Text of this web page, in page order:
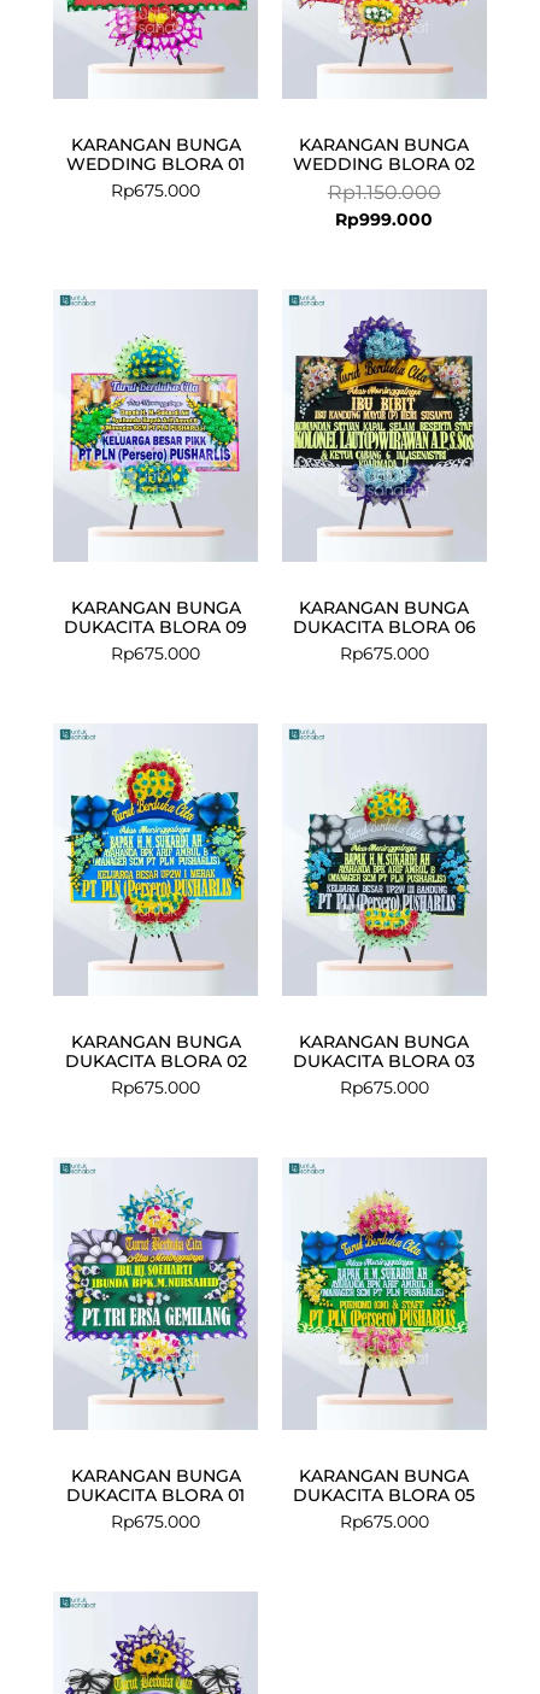
KARANGAN BUNGA
WEDDING BLORA 01
Rp675.000
KARANGAN BUNGA
WEDDING BLORA 02
Rp1.150.000
Rp999.000
KARANGAN BUNGA
DUKACITA BLORA 09
Rp675.000
KARANGAN BUNGA
DUKACITA BLORA 06
Rp675.000
KARANGAN BUNGA
DUKACITA BLORA 02
Rp675.000
KARANGAN BUNGA
DUKACITA BLORA 03
Rp675.000
KARANGAN BUNGA
DUKACITA BLORA 01
Rp675.000
KARANGAN BUNGA
DUKACITA BLORA 05
Rp675.000